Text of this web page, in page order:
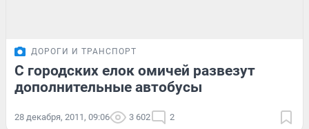
ДОРОГИ И ТРАНСПОРТ
С городских елок омичей развезут
дополнительные автобусы
28 декабря, 2011, 09:06 3 602 2